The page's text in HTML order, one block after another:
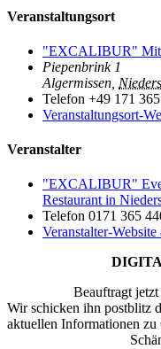
Veranstaltungsort
"EXCALIBUR"
Piepenbrink 1
Algermissen
Telefon +49 171
Veranstaltungsort-
Veranstalter
"EXCALIBUR"
Restaurant in
Telefon 0171 365
Veranstalter-Website
Beauftragt
Wir schicken ihn postblitz
aktuellen Informationen